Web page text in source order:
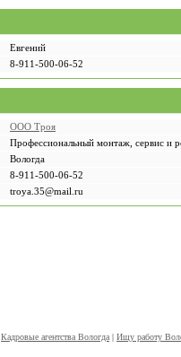
Евгений
8-911-500-06-52
ООО Троя
Профессиональный монтаж, сервис и
Вологда
8-911-500-06-52
troya.35@mail.ru
Кадровые агентства Вологда | Ищу работу